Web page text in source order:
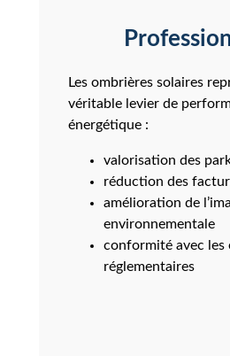
Les ombrières solaires
véritable levier de
énergétique :
valorisation des
réduction des
amélioration de
environnementale
conformité avec les
réglementaires